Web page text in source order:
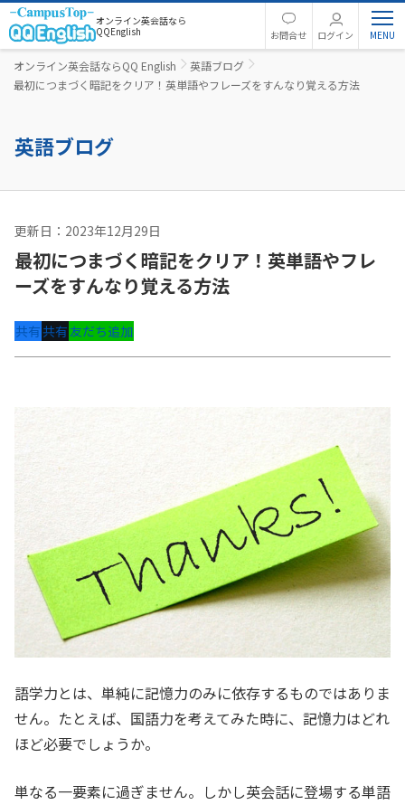
オンライン英会話なら
QQEnglish
お問合せ ログイン
オンライン英会話ならQQ English
英語ブログ
最初につまづく暗記をクリア！英単語やフレーズをすんなり覚える方法
英語ブログ
更新日：2023年12月29日
最初につまづく暗記をクリア！英単語やフレ
ーズをすんなり覚える方法
共有共有友だち追加
語学力とは、単純に記憶力のみに依存するものではありま
せん。たとえば、国語力を考えてみた時に、記憶力はどれ
ほど必要でしょうか。
単なる一要素に過ぎません。しかし英会話に登場する単語